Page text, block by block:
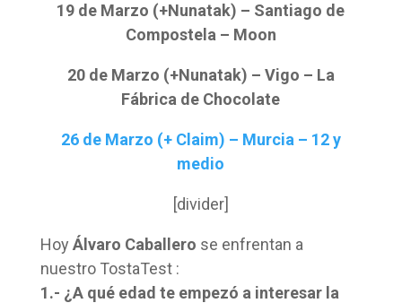
19 de Marzo (+Nunatak) – Santiago de
Compostela – Moon
20 de Marzo (+Nunatak) – Vigo – La
Fábrica de Chocolate
26 de Marzo (+ Claim) – Murcia – 12 y
medio
[divider]
Hoy Álvaro Caballero se enfrentan a
nuestro TostaTest :
1.- ¿A qué edad te empezó a interesar la